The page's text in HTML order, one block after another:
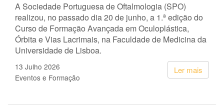
A Sociedade Portuguesa de Oftalmologia (SPO)
realizou, no passado dia 20 de junho, a 1.ª edição do
Curso de Formação Avançada em Oculoplástica,
Órbita e Vias Lacrimais, na Faculdade de Medicina da
Universidade de Lisboa.
Ler mais
13 Julho 2026
Eventos e Formação